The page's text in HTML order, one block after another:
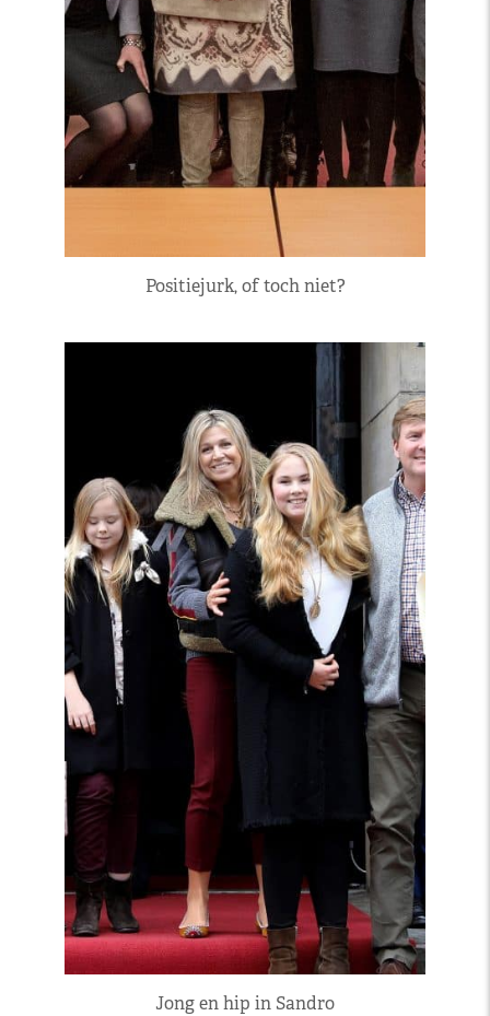
Positiejurk, of toch niet?
Jong en hip in Sandro